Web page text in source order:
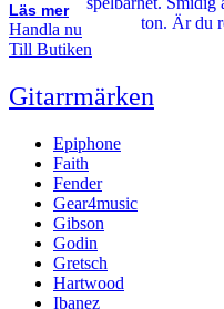
Läs mer
Handla nu
Till Butiken
Gitarrmärken
Epiphone
Faith
Fender
Gear4music
Gibson
Godin
Gretsch
Hartwood
Ibanez